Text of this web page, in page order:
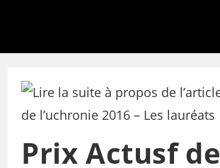
Prix Actusf de